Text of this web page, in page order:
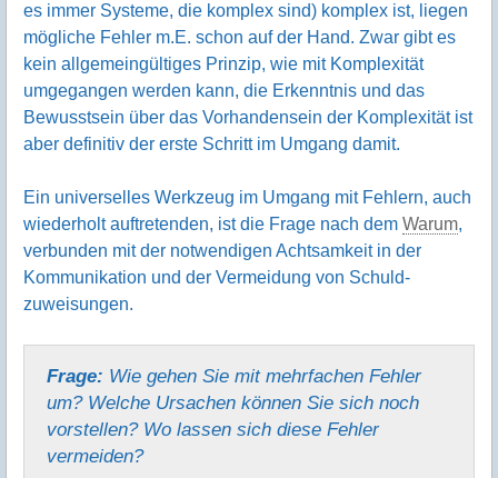
es immer Systeme, die komplex sind) komplex ist, liegen
mög­liche Fehler m.E. schon auf der Hand. Zwar gibt es
kein allgemein­gültiges Prinzip, wie mit Komple­xität
umge­gangen werden kann, die Erkenntnis und das
Bewusst­sein über das Vorhanden­sein der Komple­xität ist
aber defi­nitiv der erste Schritt im Umgang damit.
Ein universelles Werk­zeug im Umgang mit Fehlern, auch
wieder­holt auftre­tenden, ist die Frage nach dem Warum,
verbunden mit der notwen­digen Achtsamkeit in der
Kommuni­kation und der Vermeidung von Schuld­
zuweisungen.
Frage: Wie gehen Sie mit mehr­fachen Fehler
um? Welche Ursachen können Sie sich noch
vorstellen? Wo lassen sich diese Fehler
vermeiden?